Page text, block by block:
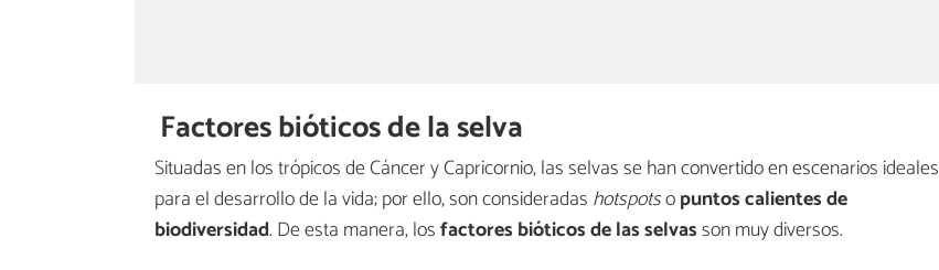
Factores bióticos de la selva
Situadas en los trópicos de Cáncer y Capricornio, las selvas se han convertido en escenarios ideales
para el desarrollo de la vida; por ello, son consideradas hotspotsopuntos calientes de
biodiversidad. De esta manera, losfactores bióticos de las selvasson muy diversos.